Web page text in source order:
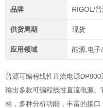
品牌 RIGOL/
供货周期 现货
应用领域 能源,电子
普源可编程线性直流电源
输出多款可编程线性直流电源
标，多种分析功能，丰富的接口